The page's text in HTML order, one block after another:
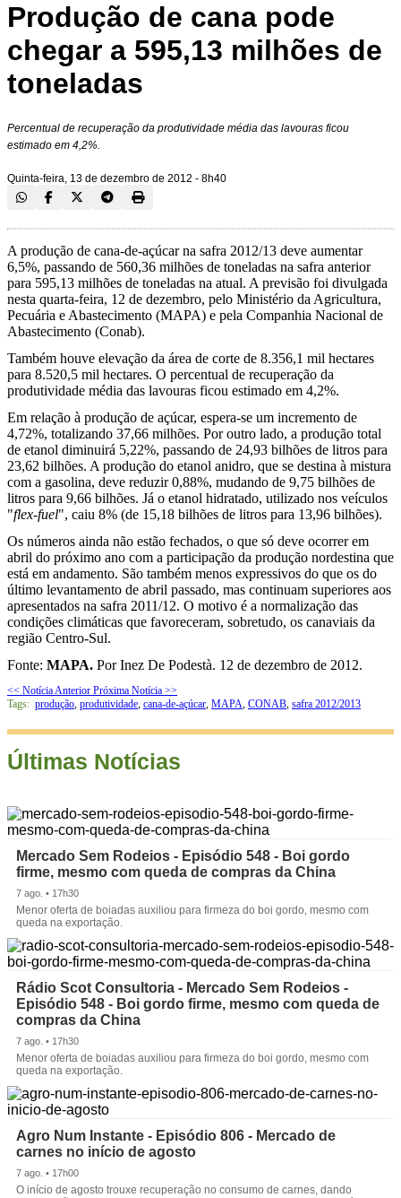
Produção de cana pode
chegar a 595,13 milhões de
toneladas
Percentual de recuperação da produtividade média das lavouras ficou
estimado em 4,2%.
Quinta-feira, 13 de dezembro de 2012 - 8h40
A produção de cana-de-açúcar na safra 2012/13 deve aumentar
6,5%, passando de 560,36 milhões de toneladas na safra anterior
para 595,13 milhões de toneladas na atual. A previsão foi divulgada
nesta quarta-feira, 12 de dezembro, pelo Ministério da Agricultura,
Pecuária e Abastecimento (MAPA) e pela Companhia Nacional de
Abastecimento (Conab).
Também houve elevação da área de corte de 8.356,1 mil hectares
para 8.520,5 mil hectares. O percentual de recuperação da
produtividade média das lavouras ficou estimado em 4,2%.
Em relação à produção de açúcar, espera-se um incremento de
4,72%, totalizando 37,66 milhões. Por outro lado, a produção total
de etanol diminuirá 5,22%, passando de 24,93 bilhões de litros para
23,62 bilhões. A produção do etanol anidro, que se destina à mistura
com a gasolina, deve reduzir 0,88%, mudando de 9,75 bilhões de
litros para 9,66 bilhões. Já o etanol hidratado, utilizado nos veículos
"flex-fuel", caiu 8% (de 15,18 bilhões de litros para 13,96 bilhões).
Os números ainda não estão fechados, o que só deve ocorrer em
abril do próximo ano com a participação da produção nordestina que
está em andamento. São também menos expressivos do que os do
último levantamento de abril passado, mas continuam superiores aos
apresentados na safra 2011/12. O motivo é a normalização das
condições climáticas que favoreceram, sobretudo, os canaviais da
região Centro-Sul.
Fonte: MAPA. Por Inez De Podestà. 12 de dezembro de 2012.
<< Notícia Anterior Próxima Notícia >>
Tags: produção, produtividade, cana-de-açúcar, MAPA, CONAB, safra 2012/2013
Últimas Notícias
Mercado Sem Rodeios - Episódio 548 - Boi gordo
firme, mesmo com queda de compras da China
7 ago. • 17h30
Menor oferta de boiadas auxiliou para firmeza do boi gordo, mesmo com
queda na exportação.
Rádio Scot Consultoria - Mercado Sem Rodeios -
Episódio 548 - Boi gordo firme, mesmo com queda de
compras da China
7 ago. • 17h30
Menor oferta de boiadas auxiliou para firmeza do boi gordo, mesmo com
queda na exportação.
Agro Num Instante - Episódio 806 - Mercado de
carnes no início de agosto
7 ago. • 17h00
O início de agosto trouxe recuperação no consumo de carnes, dando